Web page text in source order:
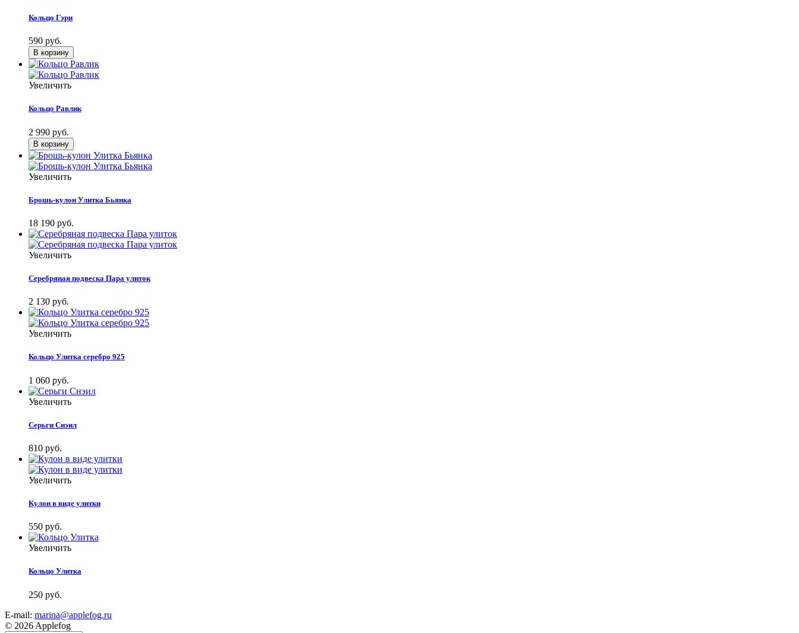
Кольцо Гэри
590 руб.
Увеличить
Кольцо Равлик
2 990 руб.
Увеличить
Брошь-кулон Улитка Бьянка
18 190 руб.
Увеличить
Серебряная подвеска Пара улиток
2 130 руб.
Увеличить
Кольцо Улитка серебро 925
1 060 руб.
Увеличить
Серьги Снэил
810 руб.
Увеличить
Кулон в виде улитки
550 руб.
Увеличить
Кольцо Улитка
250 руб.
E-mail: marina@applefog.ru
© 2026 Applefog